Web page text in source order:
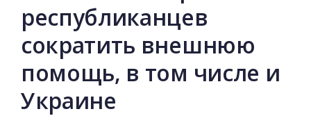
республиканцев
сократить внешнюю
помощь, в том числе и
Украине